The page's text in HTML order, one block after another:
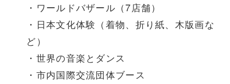
・ワールドバザール（7店舗）
・日本文化体験（着物、折り紙、木版画な
ど）
・世界の音楽とダンス
・市内国際交流団体ブース